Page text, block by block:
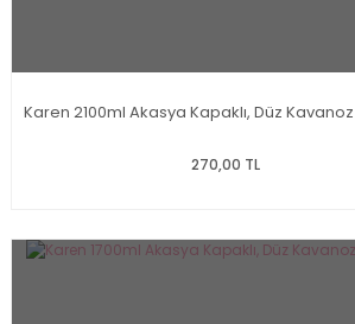
Karen 2100ml Akasya Kapaklı, Düz
270,00 TL